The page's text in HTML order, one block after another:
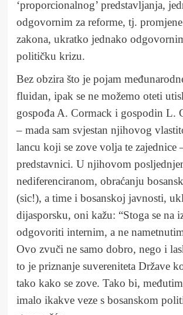
‘proporcionalnog’ predstavljanja,
odgovornim za reforme, tj.
zakona, ukratko jednako
političku krizu.
Bez obzira što je pojam
fluidan, ipak se ne možemo oteti
gospođa A. Cormack i gospodin L.
– mada sam svjestan njihovog
lancu koji se zove volja te zajednice
predstavnici. U njihovom
nediferenciranom, obraćanju
(sic!), a time i bosanskoj javnosti,
dijasporsku, oni kažu: “Stoga se na
odgovoriti internim, a ne
Ovo zvuči ne samo dobro, nego i
to je priznanje suvereniteta Države
tako kako se zove. Tako bi,
imalo ikakve veze s bosanskom